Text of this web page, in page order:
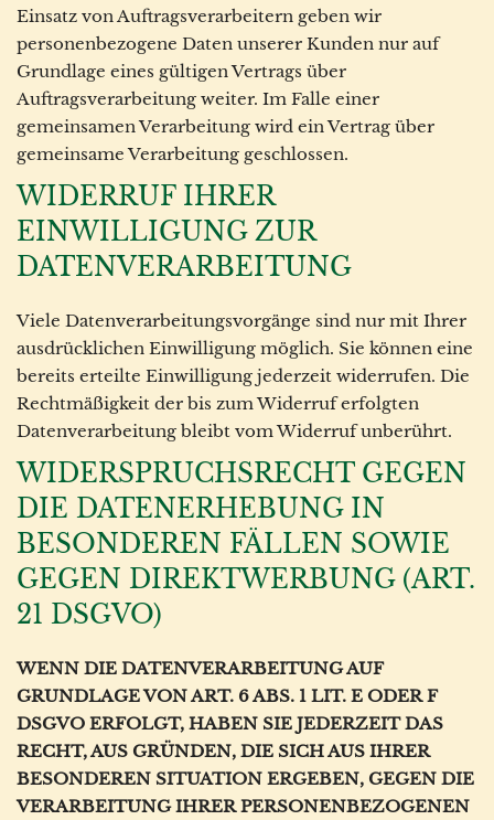
Einsatz von Auftragsverarbeitern geben wir
personenbezogene Daten unserer Kunden nur auf
Grundlage eines gültigen Vertrags über
Auftragsverarbeitung weiter. Im Falle einer
gemeinsamen Verarbeitung wird ein Vertrag über
gemeinsame Verarbeitung geschlossen.
WIDERRUF IHRER
EINWILLIGUNG ZUR
DATENVERARBEITUNG
Viele Datenverarbeitungsvorgänge sind nur mit Ihrer
ausdrücklichen Einwilligung möglich. Sie können eine
bereits erteilte Einwilligung jederzeit widerrufen. Die
Rechtmäßigkeit der bis zum Widerruf erfolgten
Datenverarbeitung bleibt vom Widerruf unberührt.
WIDERSPRUCHSRECHT GEGEN
DIE DATENERHEBUNG IN
BESONDEREN FÄLLEN SOWIE
GEGEN DIREKTWERBUNG (ART.
21 DSGVO)
WENN DIE DATENVERARBEITUNG AUF
GRUNDLAGE VON ART. 6 ABS. 1 LIT. E ODER F
DSGVO ERFOLGT, HABEN SIE JEDERZEIT DAS
RECHT, AUS GRÜNDEN, DIE SICH AUS IHRER
BESONDEREN SITUATION ERGEBEN, GEGEN DIE
VERARBEITUNG IHRER PERSONENBEZOGENEN